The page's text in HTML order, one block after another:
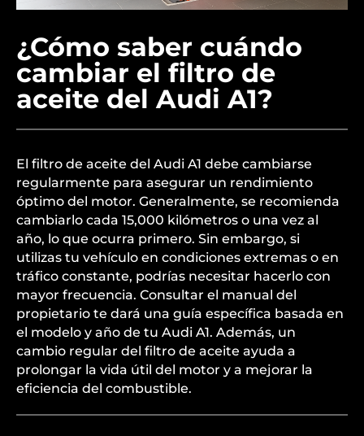
¿Cómo saber cuándo
cambiar el filtro de
aceite del Audi A1?
El filtro de aceite del Audi A1 debe cambiarse
regularmente para asegurar un rendimiento
óptimo del motor. Generalmente, se recomienda
cambiarlo cada 15,000 kilómetros o una vez al
año, lo que ocurra primero. Sin embargo, si
utilizas tu vehículo en condiciones extremas o en
tráfico constante, podrías necesitar hacerlo con
mayor frecuencia. Consultar el manual del
propietario te dará una guía específica basada en
el modelo y año de tu Audi A1. Además, un
cambio regular del filtro de aceite ayuda a
prolongar la vida útil del motor y a mejorar la
eficiencia del combustible.